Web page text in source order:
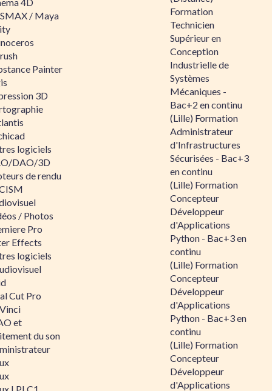
/ Maya
Painter
3D
logiciels
DAO/3D
de rendu
/ Photos
Pro
Effects
logiciels
Cut Pro
et
du son
Formation
Technicien
Supérieur en
Conception
Industrielle de
Systèmes
Mécaniques -
Bac+2 en continu
(Lille) Formation
Administrateur
d'Infrastructures
Sécurisées - Bac+3
en continu
(Lille) Formation
Concepteur
Développeur
d'Applications
Python - Bac+3 en
continu
(Lille) Formation
Concepteur
Développeur
d'Applications
Python - Bac+3 en
continu
(Lille) Formation
Concepteur
Développeur
d'Applications